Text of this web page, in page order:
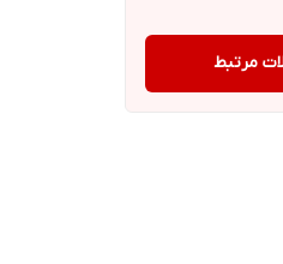
مرتبط